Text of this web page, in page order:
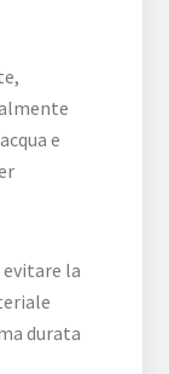
e
la
durata